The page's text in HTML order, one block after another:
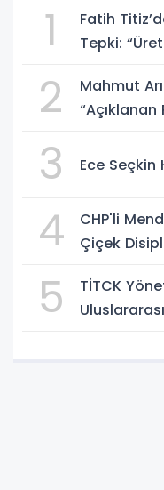
1
Fatih
Tepki:
2
Mahmut
3 Ece Seçkin
4
CHP'li
Çiçek
5
TİTCK